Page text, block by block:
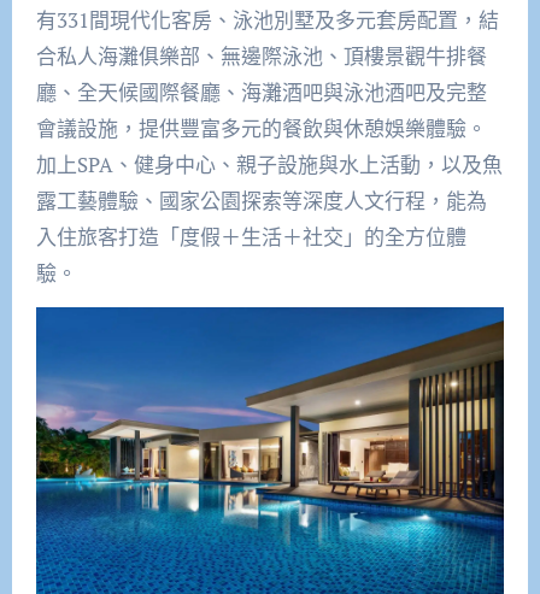
有331間現代化客房、泳池別墅及多元套房配置，結
合私人海灘俱樂部、無邊際泳池、頂樓景觀牛排餐
廳、全天候國際餐廳、海灘酒吧與泳池酒吧及完整
會議設施，提供豐富多元的餐飲與休憩娛樂體驗。
加上SPA、健身中心、親子設施與水上活動，以及魚
露工藝體驗、國家公園探索等深度人文行程，能為
入住旅客打造「度假＋生活＋社交」的全方位體
驗。